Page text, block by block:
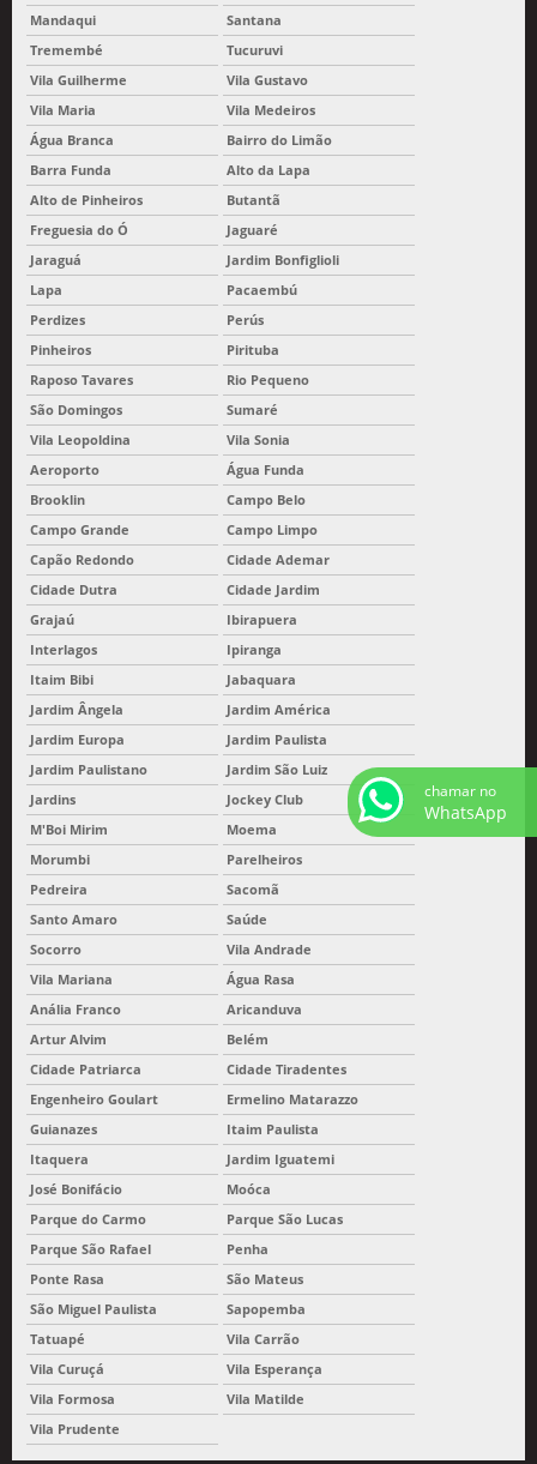
Mandaqui
Santana
Tremembé
Tucuruvi
Vila Guilherme
Vila Gustavo
Vila Maria
Vila Medeiros
Água Branca
Bairro do Limão
Barra Funda
Alto da Lapa
Alto de Pinheiros
Butantã
Freguesia do Ó
Jaguaré
Jaraguá
Jardim Bonfiglioli
Lapa
Pacaembú
Perdizes
Perús
Pinheiros
Pirituba
Raposo Tavares
Rio Pequeno
São Domingos
Sumaré
Vila Leopoldina
Vila Sonia
Aeroporto
Água Funda
Brooklin
Campo Belo
Campo Grande
Campo Limpo
Capão Redondo
Cidade Ademar
Cidade Dutra
Cidade Jardim
Grajaú
Ibirapuera
Interlagos
Ipiranga
Itaim Bibi
Jabaquara
Jardim Ângela
Jardim América
Jardim Europa
Jardim Paulista
Jardim Paulistano
Jardim São Luiz
Jardins
Jockey Club
M'Boi Mirim
Moema
Morumbi
Parelheiros
Pedreira
Sacomã
Santo Amaro
Saúde
Socorro
Vila Andrade
Vila Mariana
Água Rasa
Anália Franco
Aricanduva
Artur Alvim
Belém
Cidade Patriarca
Cidade Tiradentes
Engenheiro Goulart
Ermelino Matarazzo
Guianazes
Itaim Paulista
Itaquera
Jardim Iguatemi
José Bonifácio
Moóca
Parque do Carmo
Parque São Lucas
Parque São Rafael
Penha
Ponte Rasa
São Mateus
São Miguel Paulista
Sapopemba
Tatuapé
Vila Carrão
Vila Curuçá
Vila Esperança
Vila Formosa
Vila Matilde
Vila Prudente
chamar no
WhatsApp